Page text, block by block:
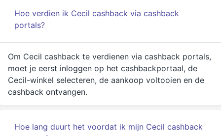
Hoe verdien ik Cecil cashback via cashback
portals?
Om Cecil cashback te verdienen via cashback portals,
moet je eerst inloggen op het cashbackportaal, de
Cecil-winkel selecteren, de aankoop voltooien en de
cashback ontvangen.
Hoe lang duurt het voordat ik mijn Cecil cashback